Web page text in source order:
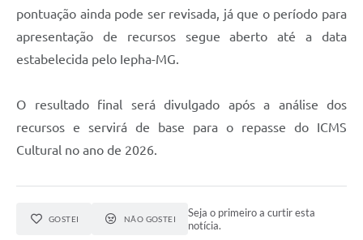
pontuação ainda pode ser revisada, já que o período para
apresentação de recursos segue aberto até a data
estabelecida pelo Iepha-MG.
O resultado final será divulgado após a análise dos
recursos e servirá de base para o repasse do ICMS
Cultural no ano de 2026.
GOSTEI NÃO GOSTEI
Seja o primeiro a curtir esta
notícia.